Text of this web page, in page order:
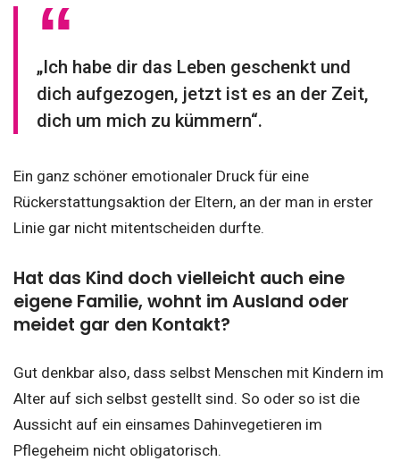
„Ich habe dir das Leben geschenkt und
dich aufgezogen, jetzt ist es an der Zeit,
dich um mich zu kümmern“.
Ein ganz schöner emotionaler Druck für eine
Rückerstattungsaktion der Eltern, an der man in erster
Linie gar nicht mitentscheiden durfte.
Hat das Kind doch vielleicht auch eine
eigene Familie, wohnt im Ausland oder
meidet gar den Kontakt?
Gut denkbar also, dass selbst Menschen mit Kindern im
Alter auf sich selbst gestellt sind. So oder so ist die
Aussicht auf ein einsames Dahinvegetieren im
Pflegeheim nicht obligatorisch.